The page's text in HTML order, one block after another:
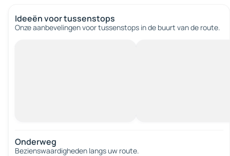
Ideeën voor tussenstops
Onze aanbevelingen voor tussenstops in de buurt van de route.
Onderweg
Bezienswaardigheden langs uw route.